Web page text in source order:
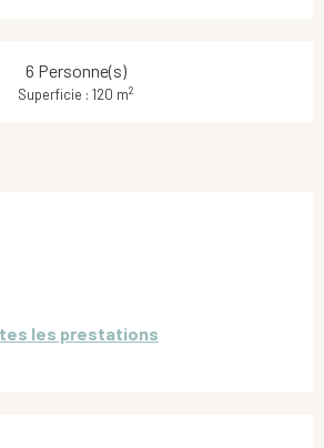
6 Personne(s)
Superficie : 120 m2
les prestations